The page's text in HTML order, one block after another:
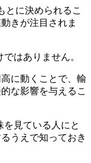
とに決められるこ
きが注目されま
はありません。
に動くことで、輸
な影響を与えるこ
見ている人にと
うえで知っておき